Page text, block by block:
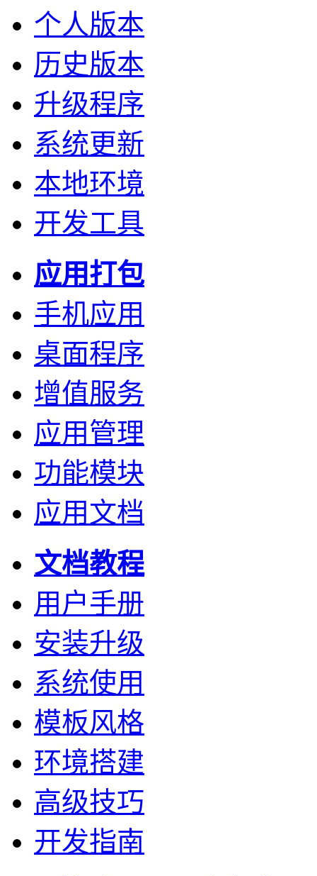
个人版本
历史版本
升级程序
系统更新
本地环境
开发工具
应用打包
手机应用
桌面程序
增值服务
应用管理
功能模块
应用文档
文档教程
用户手册
安装升级
系统使用
模板风格
环境搭建
高级技巧
开发指南